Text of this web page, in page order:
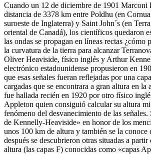
Cuando un 12 de diciembre de 1901 Marconi
distancia de 3378 km entre Poldhu (en
suroeste de Inglaterra) y Saint John´s (en
oriental de Canadá), los científicos quedaron
las ondas se propagan en líneas rectas ¿cómo
la curvatura de la tierra para alcanzar
Oliver Heaviside, físico inglés y Arthur
electrónico estadounidense propusieron en
que esas señales fueran reflejadas por una
cargadas que se encontrara a gran altura en la
fue hallada recién en 1920 por otro físico
Appleton quien consiguió calcular su altura
fenómeno del desvanecimiento de las señales.
de Kennelly-Heaviside» en honor de los
unos 100 km de altura y también se la conoce
después se descubrieron otras situadas a
altura (las capas F) conocidas como «capas